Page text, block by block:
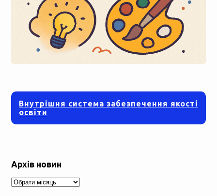
Внутрішня система забезпечення якості
освіти
Архів новин
Архів
новин